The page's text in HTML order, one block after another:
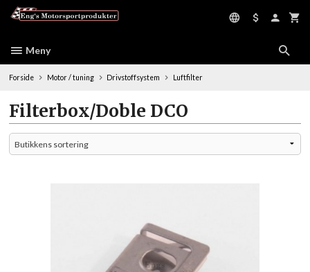
Meny
Forside Motor / tuning Drivstoffsystem Luftfilter
Filterbox/Doble DCO